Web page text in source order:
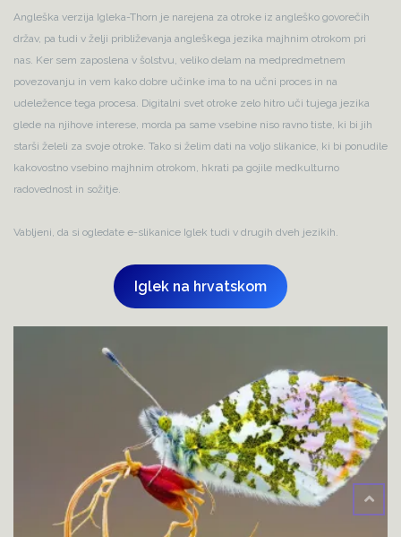
Angleška verzija Igleka-Thorn je narejena za otroke iz angleško govorečih
držav, pa tudi v želji približevanja angleškega jezika majhnim otrokom pri
nas. Ker sem zaposlena v šolstvu, veliko delam na medpredmetnem
povezovanju in vem kako dobre učinke ima to na učni proces in na
udeležence tega procesa. Digitalni svet otroke zelo hitro uči tujega jezika
glede na njihove interese, morda pa same vsebine niso ravno tiste, ki bi jih
starši želeli za svoje otroke. Tako si želim dati na voljo slikanice, ki bi ponudile
kakovostno vsebino majhnim otrokom, hkrati pa gojile medkulturno
radovednost in sožitje.
Vabljeni, da si ogledate e-slikanice Iglek tudi v drugih dveh jezikih.
Iglek na hrvatskom